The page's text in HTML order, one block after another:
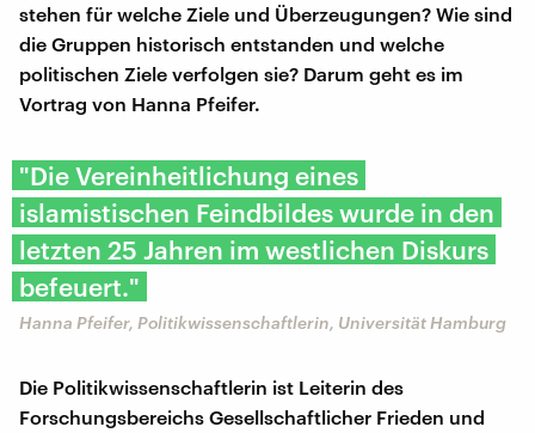
stehen für welche Ziele und Überzeugungen? Wie sind
die Gruppen historisch entstanden und welche
politischen Ziele verfolgen sie? Darum geht es im
Vortrag von Hanna Pfeifer.
"Die Vereinheitlichung eines
islamistischen Feindbildes wurde in den
letzten 25 Jahren im westlichen Diskurs
befeuert."
Hanna Pfeifer, Politikwissenschaftlerin, Universität Hamburg
Die Politikwissenschaftlerin ist Leiterin des
Forschungsbereichs Gesellschaftlicher Frieden und